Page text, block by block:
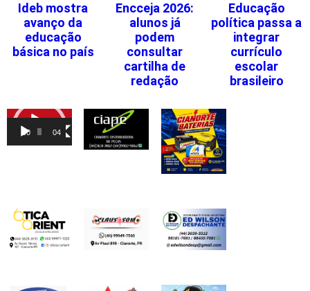
Ideb mostra
avanço da
educação
básica no país
Encceja 2026:
alunos já
podem
consultar
cartilha de
redação
Educação
política passa a
integrar
currículo
escolar
brasileiro
Tocador
00:00 04:46